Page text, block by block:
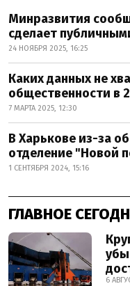
Минразвития
сделает
24 НОЯБРЯ 2025, 16:25
Каких данных не
общественности в
7 МАРТА 2025, 12:30
В Харькове из-за
отделение "Новой
1 СЕНТЯБРЯ 2024, 15:16
ГЛАВНОЕ
6